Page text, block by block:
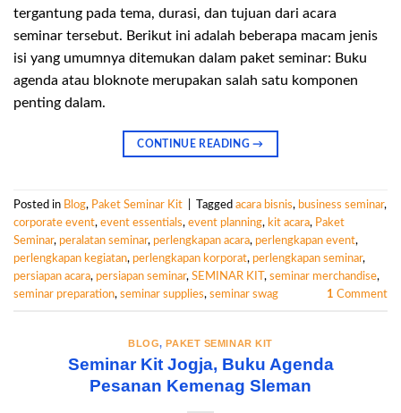
tergantung pada tema, durasi, dan tujuan dari acara
seminar tersebut. Berikut ini adalah beberapa macam jenis
isi yang umumnya ditemukan dalam paket seminar: Buku
agenda atau bloknote merupakan salah satu komponen
penting dalam.
CONTINUE READING→
Posted in Blog, Paket Seminar Kit Tagged acara bisnis, business seminar,
corporate event, event essentials, event planning, kit acara, Paket
Seminar, peralatan seminar, perlengkapan acara, perlengkapan event,
perlengkapan kegiatan, perlengkapan korporat, perlengkapan seminar,
persiapan acara, persiapan seminar, SEMINAR KIT , seminar merchandise,
seminar preparation, seminar supplies, seminar swag 1 Comment
BLOG,PAKET SEMINAR KIT
Seminar Kit Jogja, Buku Agenda
Pesanan Kemenag Sleman